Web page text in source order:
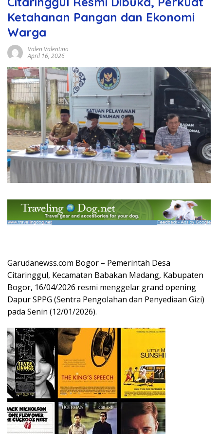
Ketahanan Pangan dan Ekonomi
Warga
Valen Valentino
April 16, 2026
Garudanewss.com Bogor – Pemerintah Desa
Citaringgul, Kecamatan Babakan Madang, Kabupaten
Bogor, 16/04/2026 resmi menggelar grand opening
Dapur SPPG (Sentra Pengolahan dan Penyediaan Gizi)
pada Senin (12/01/2026).